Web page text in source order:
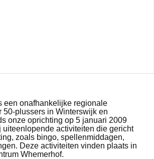
een onafhankelijke regionale
50-plussers in Winterswijk en
onze oprichting op 5 januari 2009
uiteenlopende activiteiten die gericht
zoals bingo, spellenmiddagen,
Deze activiteiten vinden plaats in
Whemerhof.